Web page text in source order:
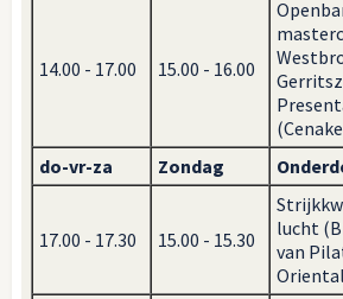
14.00 - 17.00 15.00 - 16.00
do-vr-za
Zondag
17.00 - 17.30 15.00 - 15.30
lucht
van